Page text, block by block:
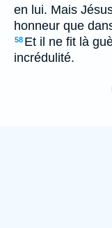
en lui. Mais
honneur que
58 Et il ne fit là
incrédulité.